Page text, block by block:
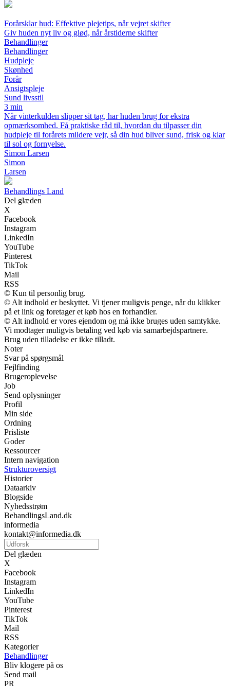
Forårsklar hud: Effektive plejetips, når vejret skifter
Giv huden nyt liv og glød, når årstiderne skifter
Behandlinger
Behandlinger
Hudpleje
Skønhed
Forår
Ansigtspleje
Sund livsstil
3 min
Når vinterkulden slipper sit tag, har huden brug for ekstra
opmærksomhed. Få praktiske råd til, hvordan du tilpasser din
hudpleje til forårets mildere vejr, så din hud bliver sund, frisk og klar
til sol og fornyelse.
Simon Larsen
Simon
Larsen
Behandlings Land
Del glæden
X
Facebook
Instagram
LinkedIn
YouTube
Pinterest
TikTok
Mail
RSS
© Kun til personlig brug.
© Alt indhold er beskyttet. Vi tjener muligvis penge, når du klikker
på et link og foretager et køb hos en forhandler.
© Alt indhold er vores ejendom og må ikke bruges uden samtykke.
Vi modtager muligvis betaling ved køb via samarbejdspartnere.
Brug uden tilladelse er ikke tilladt.
Noter
Svar på spørgsmål
Fejlfinding
Brugeroplevelse
Job
Send oplysninger
Profil
Min side
Ordning
Prisliste
Goder
Ressourcer
Intern navigation
Strukturoversigt
Historier
Dataarkiv
Blogside
Nyhedsstrøm
BehandlingsLand.dk
informedia
kontakt@informedia.dk
Del glæden
X
Facebook
Instagram
LinkedIn
YouTube
Pinterest
TikTok
Mail
RSS
Kategorier
Behandlinger
Bliv klogere på os
Send mail
PR